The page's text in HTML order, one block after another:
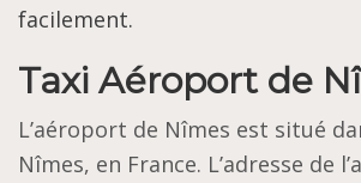
facilement.
Taxi Aéroport de
L’aéroport de Nîmes est situé
Nîmes, en France. L’adresse de